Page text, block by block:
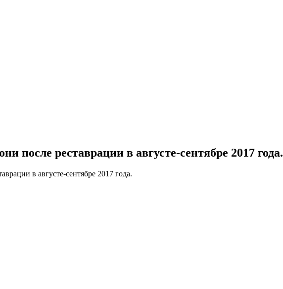
после реставрации в августе-сентябре 2017 года.